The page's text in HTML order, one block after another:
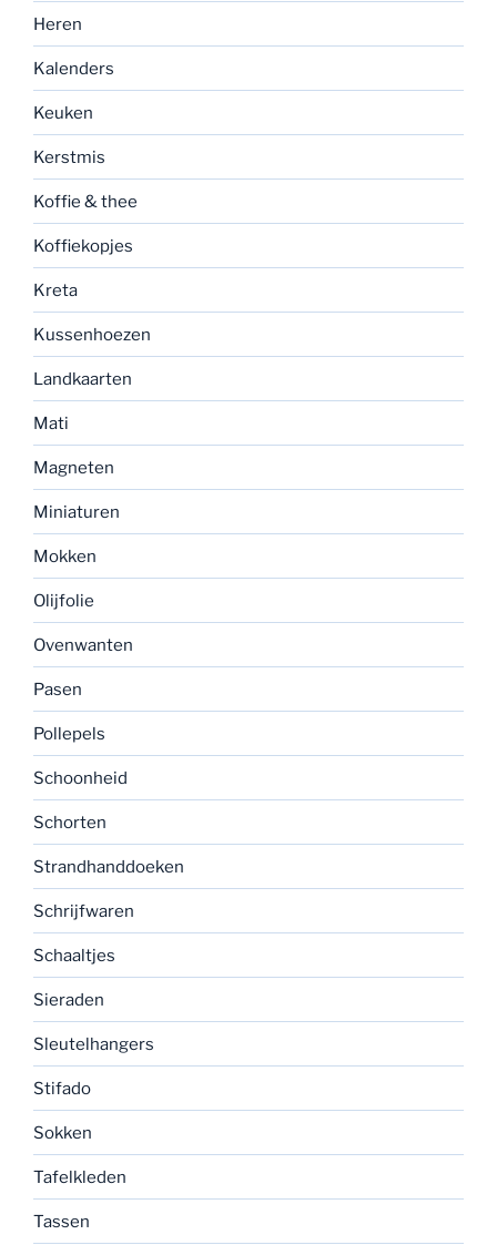
Heren
Kalenders
Keuken
Kerstmis
Koffie & thee
Koffiekopjes
Kreta
Kussenhoezen
Landkaarten
Mati
Magneten
Miniaturen
Mokken
Olijfolie
Ovenwanten
Pasen
Pollepels
Schoonheid
Schorten
Strandhanddoeken
Schrijfwaren
Schaaltjes
Sieraden
Sleutelhangers
Stifado
Sokken
Tafelkleden
Tassen